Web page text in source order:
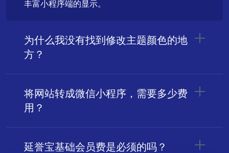
丰富小程序端的显示。
为什么我没有找到修改主题颜色的地
方？
将网站转成微信小程序，需要多少费
用？
延誉宝基础会员费是必须的吗？